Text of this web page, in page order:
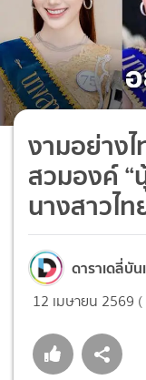
งามอย่าง
สวมองค์ “
นางสาวไ
ดาราเดลี่บัน
12 เมษายน 2569